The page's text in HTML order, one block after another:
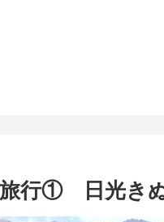
旅行① 日光き